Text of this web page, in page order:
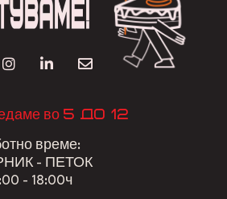
во 5 до 12
време:
- ПЕТОК
- 18:00ч